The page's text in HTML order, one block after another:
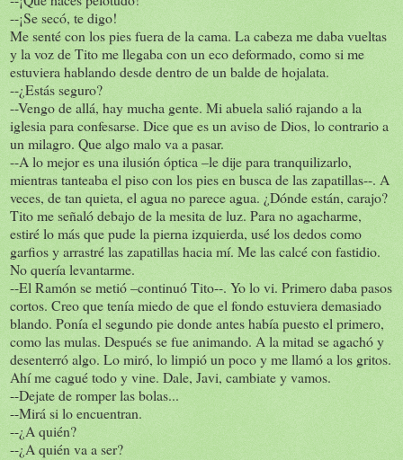
--¡Se secó, te digo!
Me senté con los pies fuera de la cama. La cabeza me daba vueltas
y la voz de Tito me llegaba con un eco deformado, como si me
estuviera hablando desde dentro de un balde de hojalata.
--¿Estás seguro?
--Vengo de allá, hay mucha gente. Mi abuela salió rajando a la
iglesia para confesarse. Dice que es un aviso de Dios, lo contrario a
un milagro. Que algo malo va a pasar.
--A lo mejor es una ilusión óptica –le dije para tranquilizarlo,
mientras tanteaba el piso con los pies en busca de las zapatillas--. A
veces, de tan quieta, el agua no parece agua. ¿Dónde están, carajo?
Tito me señaló debajo de la mesita de luz. Para no agacharme,
estiré lo más que pude la pierna izquierda, usé los dedos como
garfios y arrastré las zapatillas hacia mí. Me las calcé con fastidio.
No quería levantarme.
--El Ramón se metió –continuó Tito--. Yo lo vi. Primero daba pasos
cortos. Creo que tenía miedo de que el fondo estuviera demasiado
blando. Ponía el segundo pie donde antes había puesto el primero,
como las mulas. Después se fue animando. A la mitad se agachó y
desenterró algo. Lo miró, lo limpió un poco y me llamó a los gritos.
Ahí me cagué todo y vine. Dale, Javi, cambiate y vamos.
--Dejate de romper las bolas...
--Mirá si lo encuentran.
--¿A quién?
--¿A quién va a ser?